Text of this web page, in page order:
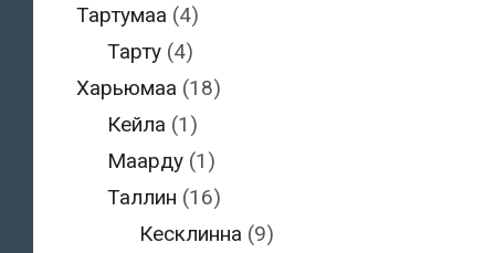
Тартумаа (4)
Тарту (4)
Харьюмаа (18)
Кейла (1)
Маарду (1)
Таллин (16)
Кесклинна (9)